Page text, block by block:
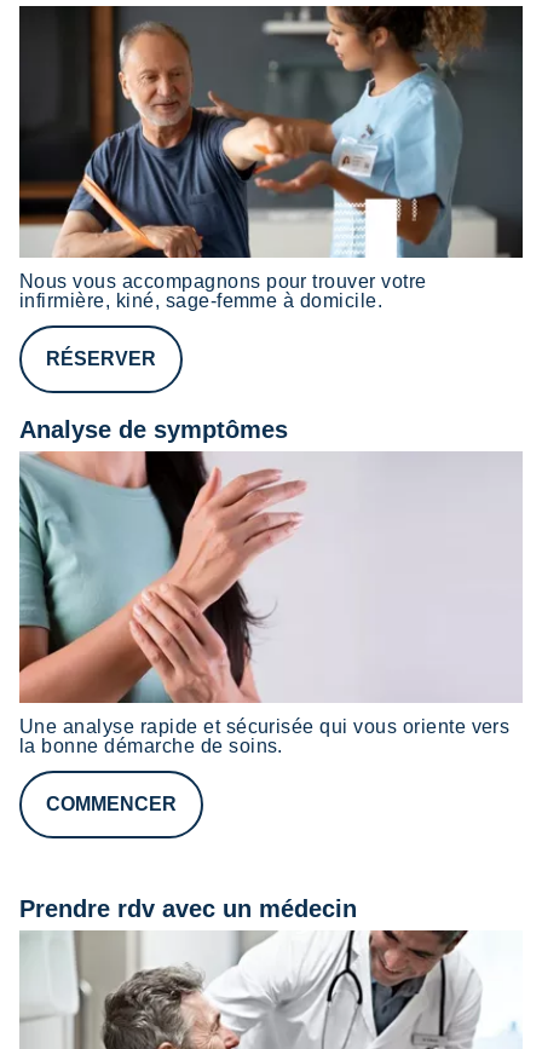
Nous vous accompagnons pour trouver votre
infirmière, kiné, sage-femme à domicile.
RÉSERVER
Analyse de symptômes
Une analyse rapide et sécurisée qui vous oriente vers
la bonne démarche de soins.
COMMENCER
Prendre rdv avec un médecin